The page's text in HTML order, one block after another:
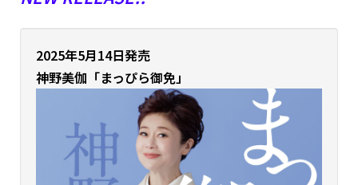
2025年5月14日発売
神野美伽「まっぴら御免」